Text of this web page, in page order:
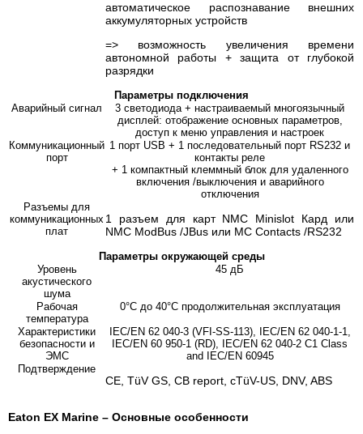
автоматическое распознавание внешних
аккумуляторных устройств
=> возможность увеличения времени
автономной работы + защита от глубокой
разрядки
Параметры подключения
Аварийный сигнал
3 светодиода + настраиваемый многоязычный
дисплей: отображение основных параметров,
доступ к меню управления и настроек
Коммуникационный
порт
1 порт USB + 1 последовательный порт RS232 и
контакты реле
+ 1 компактный клеммный блок для удаленного
включения /выключения и аварийного
отключения
Разъемы для
коммуникационных
плат
1 разъем для карт NMC Minislot Кард или
NMC ModBus /JBus или MC Contacts /RS232
Параметры окружающей среды
Уровень
акустического
шума
45 дБ
Рабочая
температура
0°C до 40°C продолжительная эксплуатация
Характеристики
безопасности и
ЭМС
IEC/EN 62 040-3 (VFI-SS-113), IEC/EN 62 040-1-1,
IEC/EN 60 950-1 (RD), IEC/EN 62 040-2 C1 Class
and IEC/EN 60945
Подтверждение
CE, TüV GS, CB report, cTüV-US, DNV, ABS
Eaton EX Marine – Основные особенности